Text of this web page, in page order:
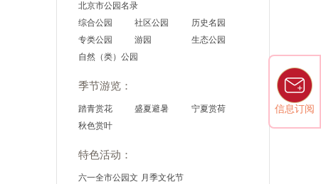
信息订阅
北京市公园名录
综合公园
社区公园
历史名园
专类公园
游园
生态公园
自然（类）公园
季节游览：
踏青赏花 盛夏避暑
宁夏赏荷
秋色赏叶
特色活动：
六一全市公园文 月季文化节